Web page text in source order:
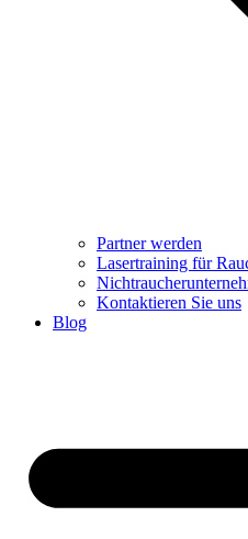
Partner werden
Lasertraining für
Kontaktieren Sie uns
Blog